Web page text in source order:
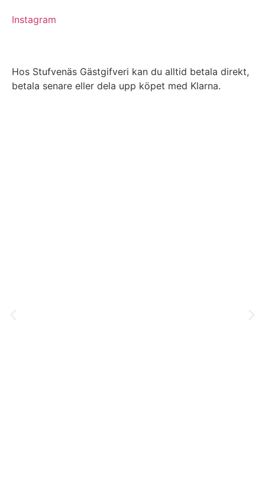
Instagram
Hos Stufvenäs Gästgifveri kan du alltid betala direkt,
betala senare eller dela upp köpet med Klarna.